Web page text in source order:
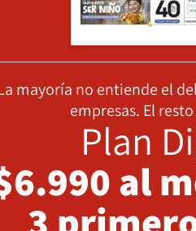
mayoría no entiende el
empresas. El
Plan
al